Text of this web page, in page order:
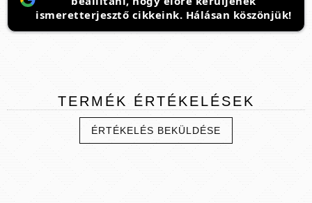
ismeretterjesztő cikkeink. Hálásan köszönjük!
TERMÉK ÉRTÉKELÉSEK
ÉRTÉKELÉS BEKÜLDÉSE